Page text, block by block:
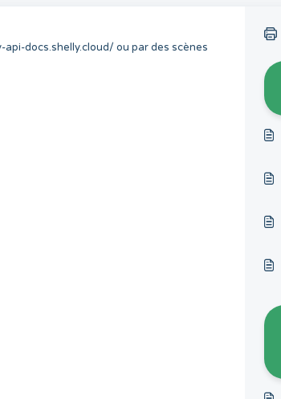
docs.shelly.cloud/ ou par des scènes